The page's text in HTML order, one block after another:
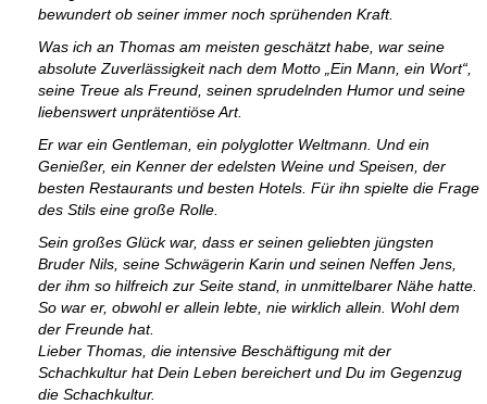
bewundert ob seiner immer noch sprühenden Kraft.
Was ich an Thomas am meisten geschätzt habe, war seine
absolute Zuverlässigkeit nach dem Motto „Ein Mann, ein Wort“,
seine Treue als Freund, seinen sprudelnden Humor und seine
liebenswert unprätentiöse Art.
Er war ein Gentleman, ein polyglotter Weltmann. Und ein
Genießer, ein Kenner der edelsten Weine und Speisen, der
besten Restaurants und besten Hotels. Für ihn spielte die Frage
des Stils eine große Rolle.
Sein großes Glück war, dass er seinen geliebten jüngsten
Bruder Nils, seine Schwägerin Karin und seinen Neffen Jens,
der ihm so hilfreich zur Seite stand, in unmittelbarer Nähe hatte.
So war er, obwohl er allein lebte, nie wirklich allein. Wohl dem
der Freunde hat.
Lieber Thomas, die intensive Beschäftigung mit der
Schachkultur hat Dein Leben bereichert und Du im Gegenzug
die Schachkultur.